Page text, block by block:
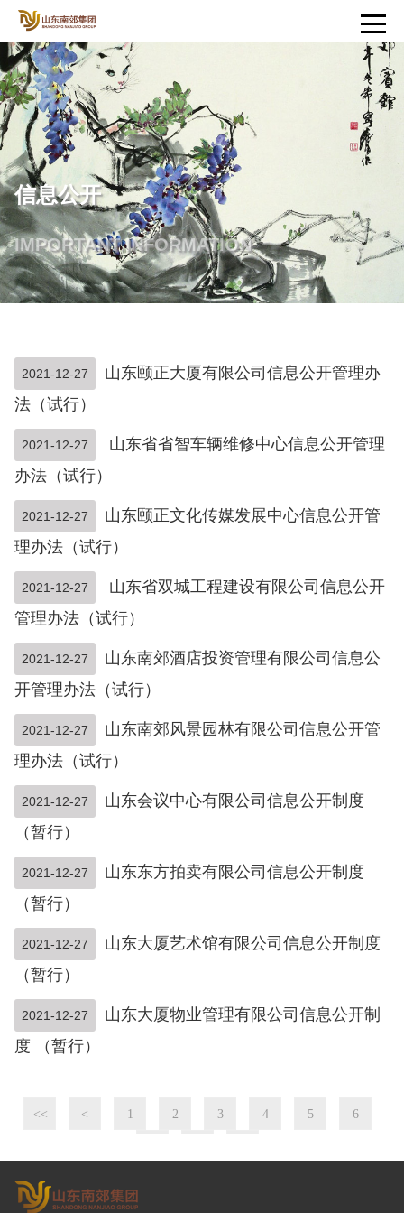
信息公开
IMPORTANT INFORMATION
2021-12-27
山东颐正大厦有限公司信息公开管理办
法（试行）
2021-12-27
山东省省智车辆维修中心信息公开管理
办法（试行）
2021-12-27
山东颐正文化传媒发展中心信息公开管
理办法（试行）
2021-12-27
山东省双城工程建设有限公司信息公开
管理办法（试行）
2021-12-27
山东南郊酒店投资管理有限公司信息公
开管理办法（试行）
2021-12-27
山东南郊风景园林有限公司信息公开管
理办法（试行）
2021-12-27
山东会议中心有限公司信息公开制度
（暂行）
2021-12-27
山东东方拍卖有限公司信息公开制度
（暂行）
2021-12-27
山东大厦艺术馆有限公司信息公开制度
（暂行）
2021-12-27
山东大厦物业管理有限公司信息公开制
度 （暂行）
<< < 1 2 3 4 5 6